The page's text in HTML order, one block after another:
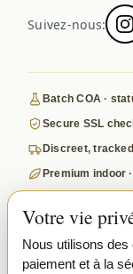
Suivez-nous:
Batch COA ·
Secure SSL
Discreet,
Premium indoor
SECURE
₿
Votre vie
Nous utilisons
paiement et à la